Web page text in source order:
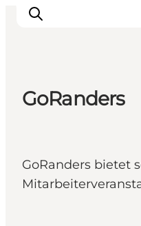
Städte und
Reiseplanung
GoRanders
GoRanders bietet